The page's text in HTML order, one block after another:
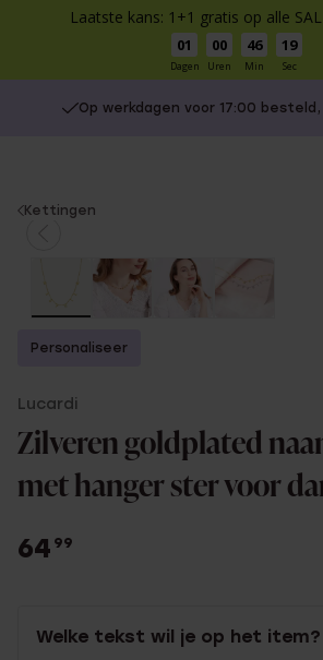
Laatste kans: 1+1 gratis op alle
01
Dagen
00
Uren
46
Min
19
Sec
Op werkdagen voor 17:00
You
Kettingen
Personaliseer
Lucardi
Zilveren goldplated
met hanger ster voor
64 99
Welke tekst wil je op het item?